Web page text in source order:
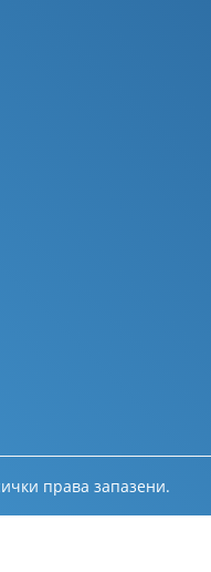
права запазени.